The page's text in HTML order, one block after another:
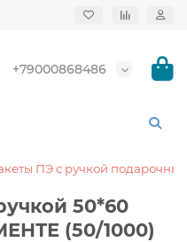
+79000868486
ПЭ с ручкой подарочные
50*60
(50/1000)